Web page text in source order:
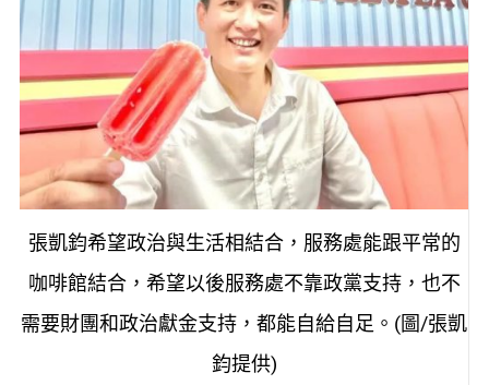
張凱鈞希望政治與生活相結合，服務處能跟平常的
咖啡館結合，希望以後服務處不靠政黨支持，也不
需要財團和政治獻金支持，都能自給自足。(圖/張凱
鈞提供)